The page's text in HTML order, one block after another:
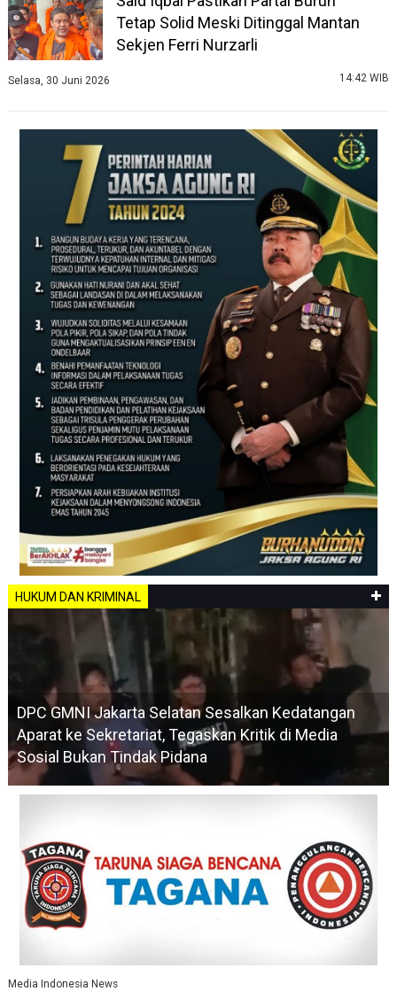
Tetap Solid Meski Ditinggal Mantan
Sekjen Ferri Nurzarli
Selasa, 30 Juni 2026 14:42 WIB
HUKUM DAN KRIMINAL
DPC GMNI Jakarta Selatan Sesalkan Kedatangan
Aparat ke Sekretariat, Tegaskan Kritik di Media
Sosial Bukan Tindak Pidana
Media Indonesia News